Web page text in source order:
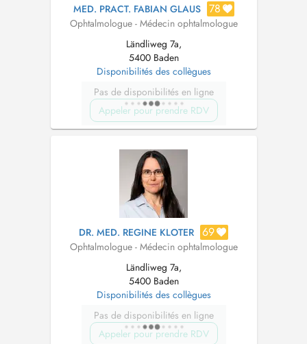
MED. PRACT. FABIAN GLAUS 78
Ophtalmologue - Médecin ophtalmologue
Ländliweg 7a,
5400 Baden
Disponibilités des collègues
Pas de disponibilités en ligne
Appeler pour prendre RDV
DR. MED. REGINE KLOTER 69
Ophtalmologue - Médecin ophtalmologue
Ländliweg 7a,
5400 Baden
Disponibilités des collègues
Pas de disponibilités en ligne
Appeler pour prendre RDV